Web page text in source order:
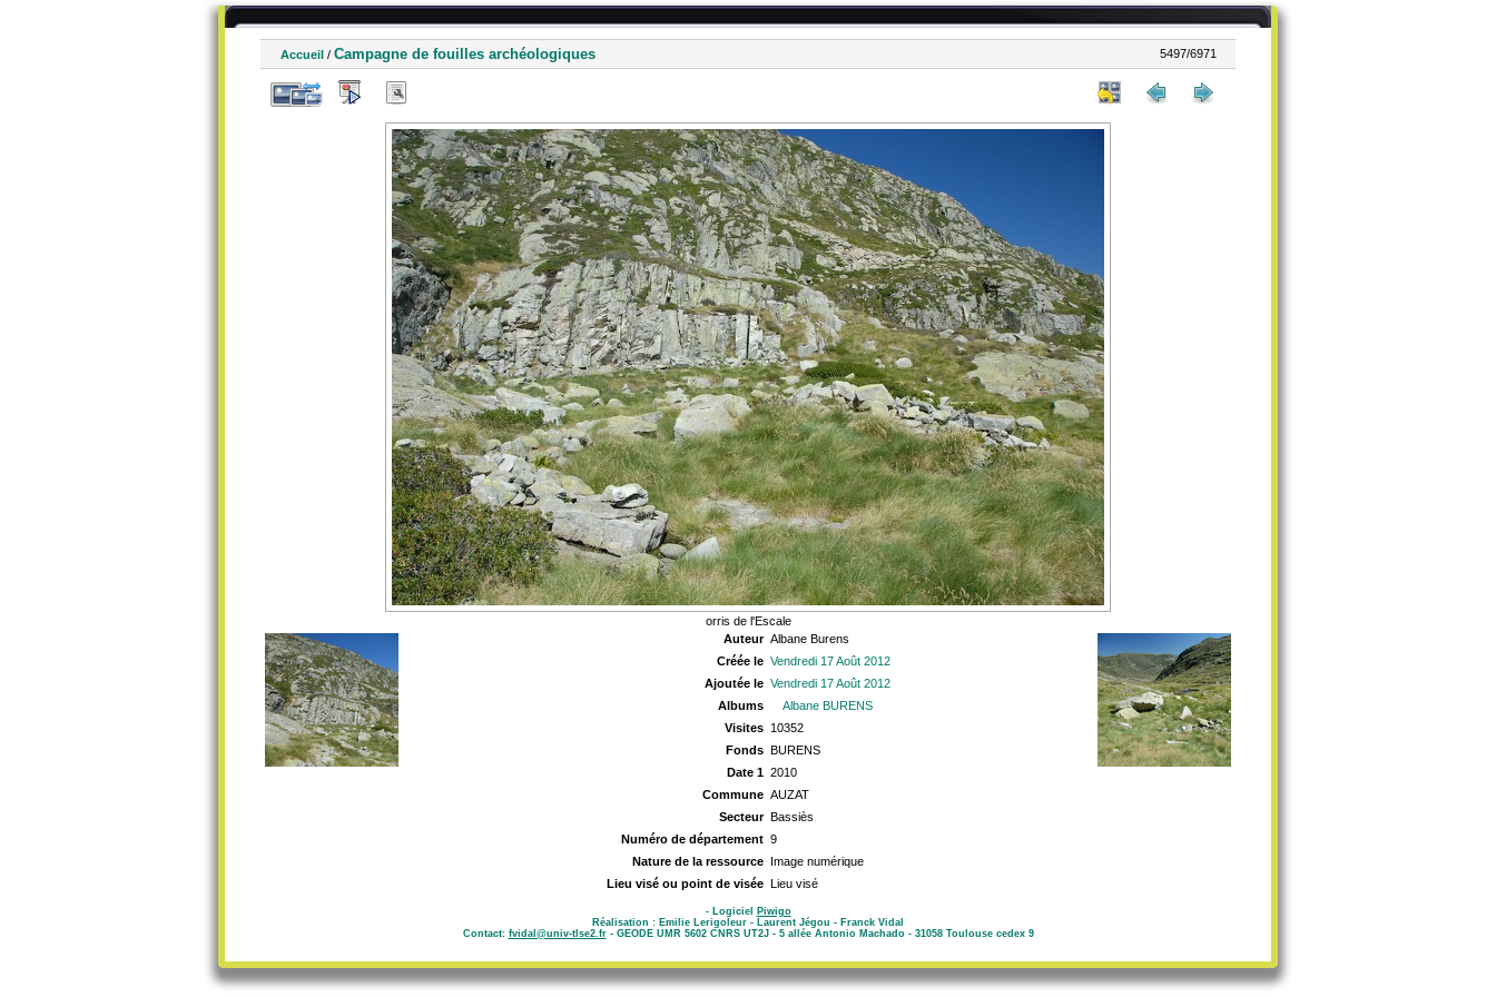
Accueil / Campagne de fouilles archéologiques 5497/6971
orris de l'Escale
Auteur Albane Burens
Créée le Vendredi 17 Août 2012
Ajoutée le Vendredi 17 Août 2012
Albums
Albane BURENS
Visites 10352
Fonds BURENS
Date 1 2010
Commune AUZAT
Secteur Bassiès
Numéro de département 9
Nature de la ressource Image numérique
Lieu visé ou point de visée Lieu visé
- Logiciel
Piwigo
Réalisation : Emilie Lerigoleur - Laurent Jégou - Franck Vidal
Contact: fvidal@univ-tlse2.fr- GEODE UMR 5602 CNRS UT2J - 5 allée Antonio Machado - 31058 Toulouse cedex 9